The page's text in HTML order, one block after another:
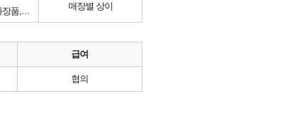
헤어, 네일아트, 피부관리, 메이크업,화장품,뷰티케어제품
매장별 상이
급여
협의